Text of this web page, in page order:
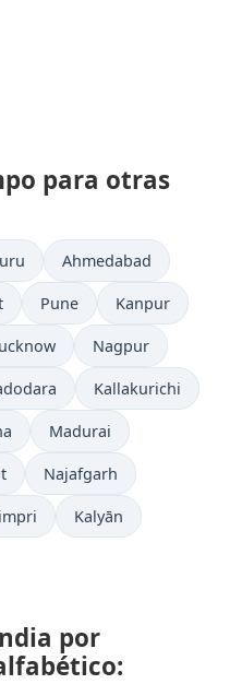
para otras
Ahmedabad
Pune Kanpur
Nagpur
Kallakurichi
Madurai
Najafgarh
Kalyān
por